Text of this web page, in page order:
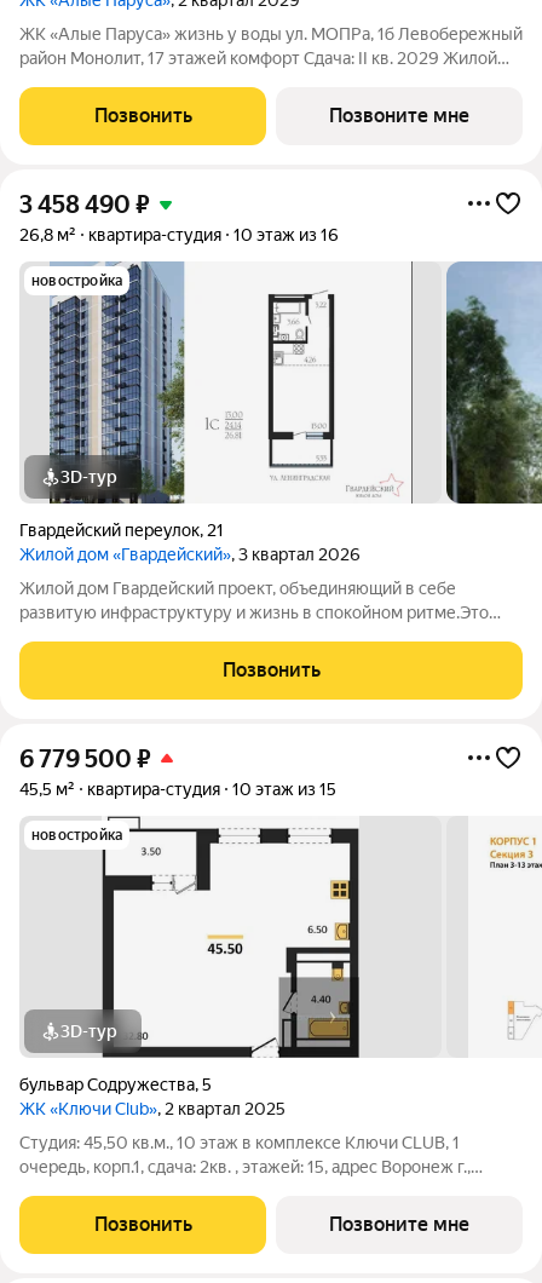
ЖК «Алые Паруса» жизнь у воды ул. МОПРа, 1б Левобережный
район Монолит, 17 этажей комфорт Сдача: II кв. 2029 Жилой
До центра 1015 минут. Преимущества: Локация у воды и парка
Видовые
Позвонить Позвоните мне
3 458 490 ₽
26,8 м² квартира-студия 10 этаж из 16
новостройка
3D-тур
Гвардейский переулок, 21
Жилой дом «Гвардейский», 3 квартал 2026
Жилой дом Гвардейский проект, объединяющий в себе
развитую инфраструктуру и жизнь в спокойном ритме.Это
по технологии монолитного домостроения. На каждом этаже
всего 9 квартир.Комфортное
Позвонить
6 779 500 ₽
45,5 м² квартира-студия 10 этаж из 15
новостройка
3D-тур
бульвар Содружества,5
ЖК «Ключи Club», 2 квартал 2025
Студия: 45,50 кв.м., 10 этаж в комплексе Ключи CLUB, 1
очередь, корп.1, сдача: 2кв. , этажей: 15, адрес Воронеж г.,
полноценный мини-город из семи жилых комплексов,
насыщенный социальной и
Позвонить Позвоните мне